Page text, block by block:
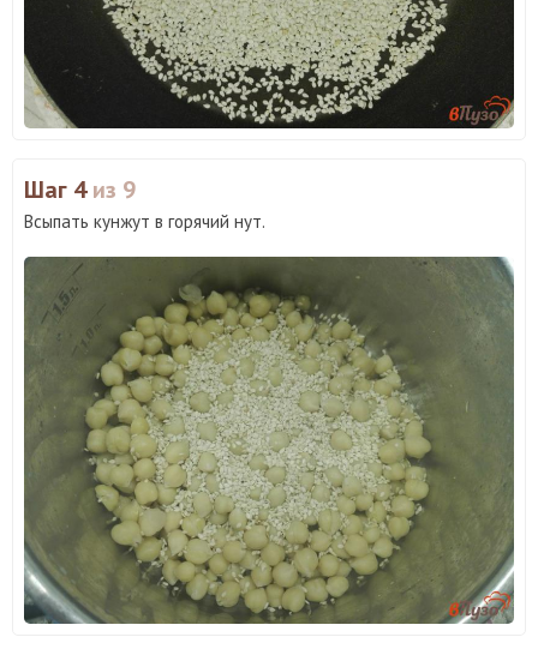
Шаг 4из 9
Всыпать кунжут в горячий нут.